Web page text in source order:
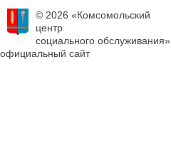
© 2026 «Комсомольский
центр
социального обслуживания»
официальный сайт